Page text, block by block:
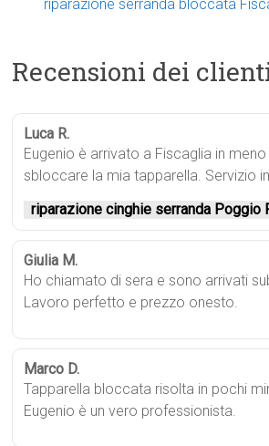
riparazione serranda bloccata
Recensioni dei
Luca R.
Eugenio è arrivato a Fiscaglia in
sbloccare la mia tapparella. Servizio
riparazione cinghie serranda Poggio
Giulia M.
Ho chiamato di sera e sono arrivati
Lavoro perfetto e prezzo onesto.
Marco D.
Tapparella bloccata risolta in pochi
Eugenio è un vero professionista.